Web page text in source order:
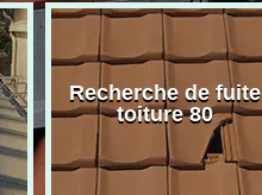
Recherche de fuite
toiture 80